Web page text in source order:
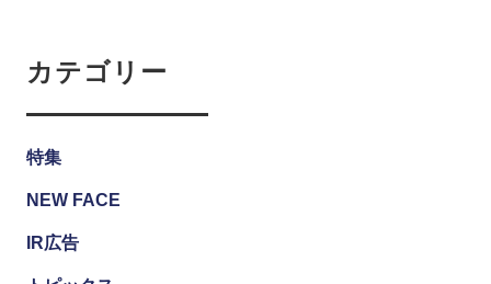
カテゴリー
特集
NEW FACE
IR広告